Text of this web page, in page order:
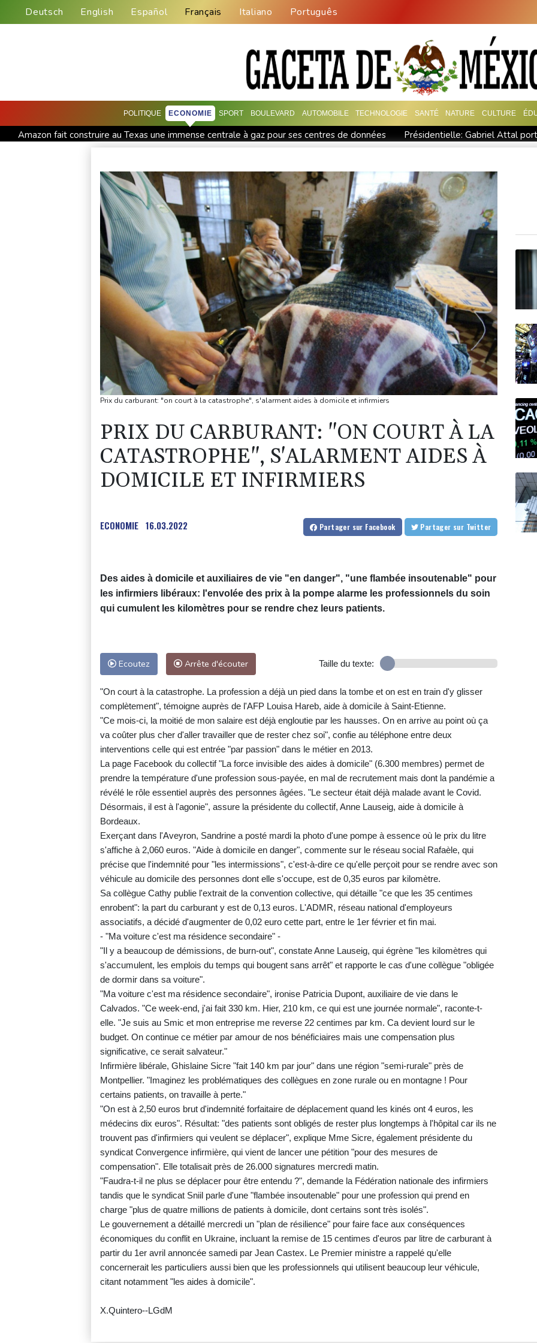
Deutsch English Español Français Italiano Português
POLITIQUE ECONOMIE SPORT BOULEVARD AUTOMOBILE TECHNOLOGIE SANTÉ NATURE CULTURE
Amazon fait construire au Texas une immense centrale à gaz pour ses centres de données
Présidentielle: Gabriel Attal
Le rappeur Moha La Squale condamné à deux ans pour des violences sur deux femmes
Colombie: le président de la
La justice bloque à nouveau la salle de bal de Trump, qui va saisir la Cour suprême
De la Espriella, un millionnaire pro-
Colombie: le président Abelardo de la Espriella soutenu par Trump, entre en fonctions
Au Porge, sinistré par le mégafeu,
Prix du carburant: "on court à la catastrophe", s'alarment aides à domicile et infirmiers
PRIX DU CARBURANT: "ON COURT À LA
CATASTROPHE", S'ALARMENT AIDES À
DOMICILE ET INFIRMIERS
ECONOMIE 16.03.2022 Partager sur Facebook Partager sur Twitter
Des aides à domicile et auxiliaires de vie "en danger", "une flambée insoutenable" pour
les infirmiers libéraux: l'envolée des prix à la pompe alarme les professionnels du soin
qui cumulent les kilomètres pour se rendre chez leurs patients.
Ecoutez Arrête d'écouter Taille du texte:
"On court à la catastrophe. La profession a déjà un pied dans la tombe et on est en train d'y glisser
complètement", témoigne auprès de l'AFP Louisa Hareb, aide à domicile à Saint-Etienne.
"Ce mois-ci, la moitié de mon salaire est déjà engloutie par les hausses. On en arrive au point où ça
va coûter plus cher d'aller travailler que de rester chez soi", confie au téléphone entre deux
interventions celle qui est entrée "par passion" dans le métier en 2013.
La page Facebook du collectif "La force invisible des aides à domicile" (6.300 membres) permet de
prendre la température d'une profession sous-payée, en mal de recrutement mais dont la pandémie a
révélé le rôle essentiel auprès des personnes âgées. "Le secteur était déjà malade avant le Covid.
Désormais, il est à l'agonie", assure la présidente du collectif, Anne Lauseig, aide à domicile à
Bordeaux.
Exerçant dans l'Aveyron, Sandrine a posté mardi la photo d'une pompe à essence où le prix du litre
s'affiche à 2,060 euros. "Aide à domicile en danger", commente sur le réseau social Rafaèle, qui
précise que l'indemnité pour "les intermissions", c'est-à-dire ce qu'elle perçoit pour se rendre avec son
véhicule au domicile des personnes dont elle s'occupe, est de 0,35 euros par kilomètre.
Sa collègue Cathy publie l'extrait de la convention collective, qui détaille "ce que les 35 centimes
enrobent": la part du carburant y est de 0,13 euros. L'ADMR, réseau national d'employeurs
associatifs, a décidé d'augmenter de 0,02 euro cette part, entre le 1er février et fin mai.
- "Ma voiture c'est ma résidence secondaire" -
"Il y a beaucoup de démissions, de burn-out", constate Anne Lauseig, qui égrène "les kilomètres qui
s'accumulent, les emplois du temps qui bougent sans arrêt" et rapporte le cas d'une collègue "obligée
de dormir dans sa voiture".
"Ma voiture c'est ma résidence secondaire", ironise Patricia Dupont, auxiliaire de vie dans le
Calvados. "Ce week-end, j'ai fait 330 km. Hier, 210 km, ce qui est une journée normale", raconte-t-
elle. "Je suis au Smic et mon entreprise me reverse 22 centimes par km. Ca devient lourd sur le
budget. On continue ce métier par amour de nos bénéficiaires mais une compensation plus
significative, ce serait salvateur."
Infirmière libérale, Ghislaine Sicre "fait 140 km par jour" dans une région "semi-rurale" près de
Montpellier. "Imaginez les problématiques des collègues en zone rurale ou en montagne ! Pour
certains patients, on travaille à perte."
"On est à 2,50 euros brut d'indemnité forfaitaire de déplacement quand les kinés ont 4 euros, les
médecins dix euros". Résultat: "des patients sont obligés de rester plus longtemps à l'hôpital car ils ne
trouvent pas d'infirmiers qui veulent se déplacer", explique Mme Sicre, également présidente du
syndicat Convergence infirmière, qui vient de lancer une pétition "pour des mesures de
compensation". Elle totalisait près de 26.000 signatures mercredi matin.
"Faudra-t-il ne plus se déplacer pour être entendu ?", demande la Fédération nationale des infirmiers
tandis que le syndicat Sniil parle d'une "flambée insoutenable" pour une profession qui prend en
charge "plus de quatre millions de patients à domicile, dont certains sont très isolés".
Le gouvernement a détaillé mercredi un "plan de résilience" pour faire face aux conséquences
économiques du conflit en Ukraine, incluant la remise de 15 centimes d'euros par litre de carburant à
partir du 1er avril annoncée samedi par Jean Castex. Le Premier ministre a rappelé qu'elle
concernerait les particuliers aussi bien que les professionnels qui utilisent beaucoup leur véhicule,
citant notamment "les aides à domicile".
X.Quintero--LGdM